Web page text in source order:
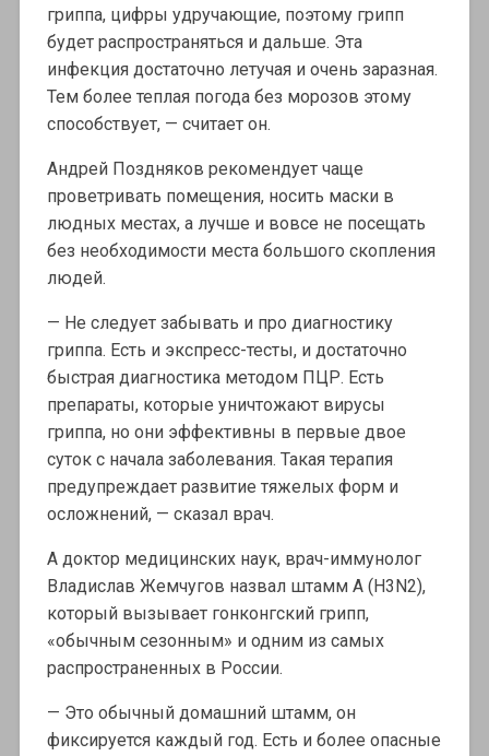
гриппа, цифры удручающие, поэтому грипп
будет распространяться и дальше. Эта
инфекция достаточно летучая и очень заразная.
Тем более теплая погода без морозов этому
способствует, — считает он.
Андрей Поздняков рекомендует чаще
проветривать помещения, носить маски в
людных местах, а лучше и вовсе не посещать
без необходимости места большого скопления
людей.
— Не следует забывать и про диагностику
гриппа. Есть и экспресс-тесты, и достаточно
быстрая диагностика методом ПЦР. Есть
препараты, которые уничтожают вирусы
гриппа, но они эффективны в первые двое
суток с начала заболевания. Такая терапия
предупреждает развитие тяжелых форм и
осложнений, — сказал врач.
А доктор медицинских наук, врач-иммунолог
Владислав Жемчугов назвал штамм А (H3N2),
который вызывает гонконгский грипп,
«обычным сезонным» и одним из самых
распространенных в России.
— Это обычный домашний штамм, он
фиксируется каждый год. Есть и более опасные